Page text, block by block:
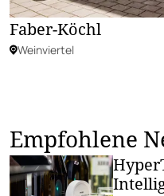
Faber-Köchl
Weinviertel
Empfohlene